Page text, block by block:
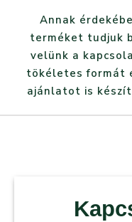
Annak
terméket tudjuk
velünk a
tökéletes formát
ajánlatot is